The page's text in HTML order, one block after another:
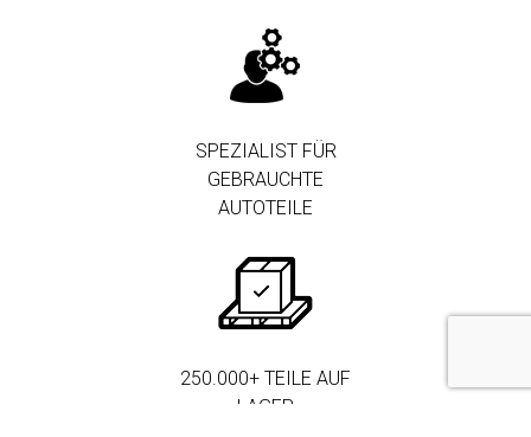
SPEZIALIST FÜR
GEBRAUCHTE
AUTOTEILE
250.000+ TEILE AUF
LAGER